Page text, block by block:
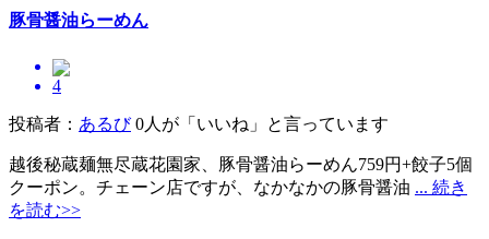
豚骨醤油らーめん
4
投稿者： あるび 0人が「いいね」と言っています
越後秘蔵麺無尽蔵花園家、豚骨醤油らーめん759円+餃子5個
クーポン。チェーン店ですが、なかなかの豚骨醤油 ... 続き
を読む>>